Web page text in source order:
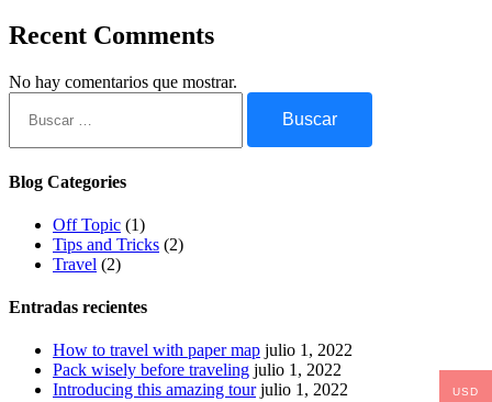
Recent Comments
No hay comentarios que mostrar.
Blog Categories
Off Topic (1)
Tips and Tricks (2)
Travel (2)
Entradas recientes
How to travel with paper map julio 1, 2022
Pack wisely before traveling julio 1, 2022
Introducing this amazing tour julio 1, 2022 USD